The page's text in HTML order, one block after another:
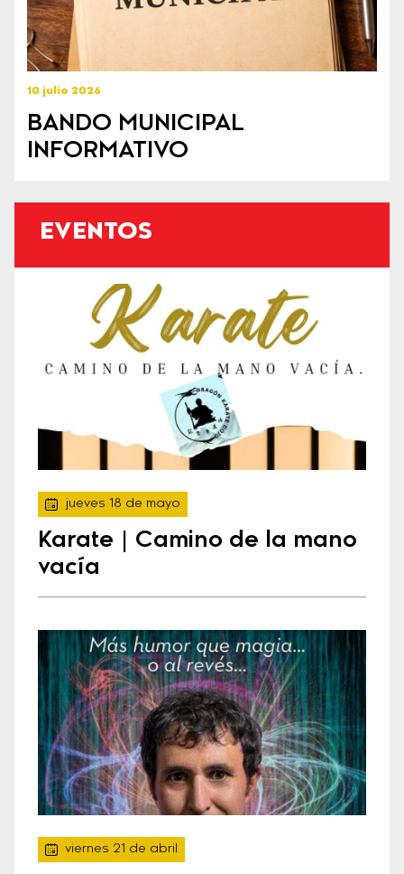
10 julio 2026
BANDO MUNICIPAL
INFORMATIVO
EVENTOS
jueves 18 de mayo
Karate | Camino de la mano
vacía
viernes 21 de abril